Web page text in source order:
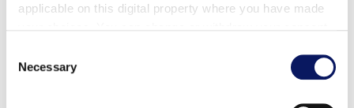
applicable on this digital property where you have made
the Privacy trigger icon.
Find out more about how your personal data is processed
Selection
Necessary